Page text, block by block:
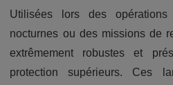
Utilisées lors des
nocturnes ou des missions de
extrêmement robustes et
protection supérieurs. Ces